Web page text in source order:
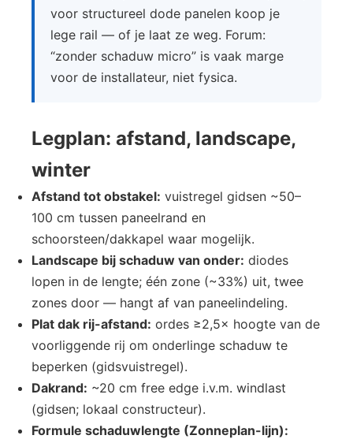
voor structureel dode panelen koop je
lege rail — of je laat ze weg. Forum:
“zonder schaduw micro” is vaak marge
voor de installateur, niet fysica.
Legplan: afstand, landscape,
winter
Afstand tot obstakel: vuistregel gidsen ~50–
100 cm tussen paneelrand en
schoorsteen/dakkapel waar mogelijk.
Landscape bij schaduw van onder: diodes
lopen in de lengte; één zone (~33%) uit, twee
zones door — hangt af van paneelindeling.
Plat dak rij-afstand: ordes ≥2,5× hoogte van de
voorliggende rij om onderlinge schaduw te
beperken (gidsvuistregel).
Dakrand: ~20 cm free edge i.v.m. windlast
(gidsen; lokaal constructeur).
Formule schaduwlengte (Zonneplan-lijn):